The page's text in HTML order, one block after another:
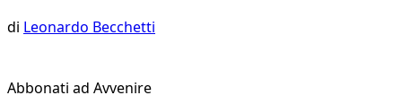
di Leonardo Becchetti
Abbonati ad Avvenire